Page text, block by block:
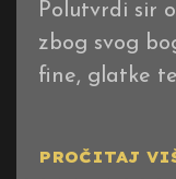
Polutvrdi sir
zbog svog
fine, glatke
PROČITAJ